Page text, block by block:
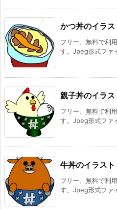
かつ丼のイラス
フリー、無料で利
す。Jpeg形式ファ
親子丼のイラス
フリー、無料で利
す。Jpeg形式ファ
牛丼のイラスト
フリー、無料で利
す。Jpeg形式ファ